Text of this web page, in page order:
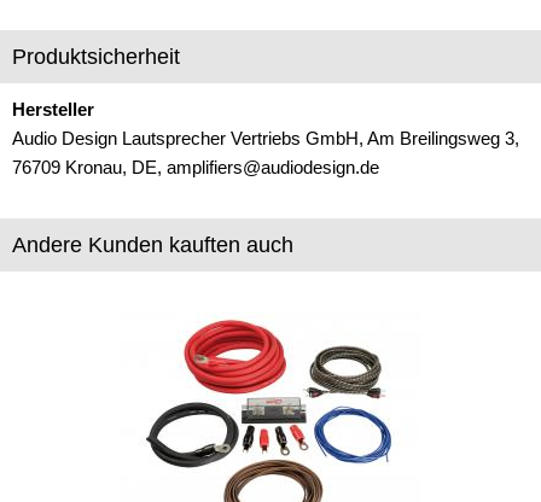
Freischaltmodule
Frequenzweichen
iPod
Lautsprecheradapter
Lautsprechereinbauset
Lautsprecherkabel
Produktsicherheit
Hersteller
Audio Design Lautsprecher Vertriebs GmbH, Am Breilingsweg 3,
76709 Kronau, DE, amplifiers@audiodesign.de
Andere Kunden kauften auch